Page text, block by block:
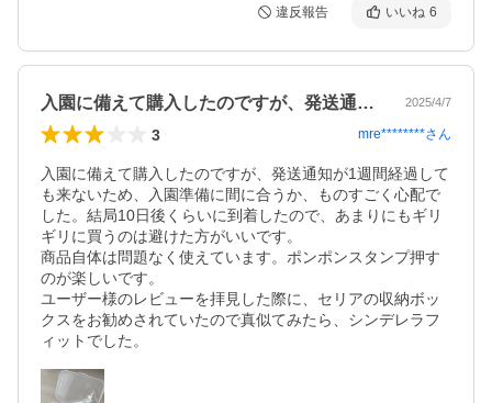
違反報告 いいね 6
入園に備えて購入したのですが、発送通知… 2025/4/7
3 mre********さん
入園に備えて購入したのですが、発送通知が1週間経過して
も来ないため、入園準備に間に合うか、ものすごく心配で
した。結局10日後くらいに到着したので、あまりにもギリ
ギリに買うのは避けた方がいいです。
商品自体は問題なく使えています。ポンポンスタンプ押す
のが楽しいです。
ユーザー様のレビューを拝見した際に、セリアの収納ボッ
クスをお勧めされていたので真似てみたら、シンデレラフ
ィットでした。